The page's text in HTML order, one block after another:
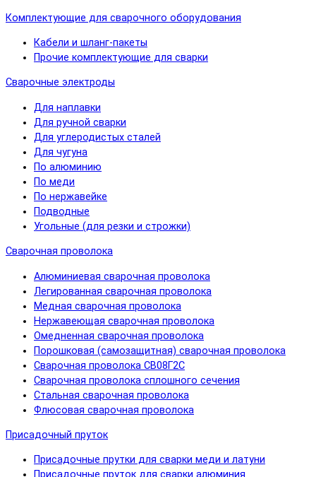
Комплектующие для сварочного оборудования
Кабели и шланг-пакеты
Прочие комплектующие для сварки
Сварочные электроды
Для наплавки
Для ручной сварки
Для углеродистых сталей
Для чугуна
По алюминию
По меди
По нержавейке
Подводные
Угольные (для резки и строжки)
Сварочная проволока
Алюминиевая сварочная проволока
Легированная сварочная проволока
Медная сварочная проволока
Нержавеющая сварочная проволока
Омедненная сварочная проволока
Порошковая (самозащитная) сварочная проволока
Сварочная проволока СВ08Г2С
Сварочная проволока сплошного сечения
Стальная сварочная проволока
Флюсовая сварочная проволока
Присадочный пруток
Присадочные прутки для сварки меди и латуни